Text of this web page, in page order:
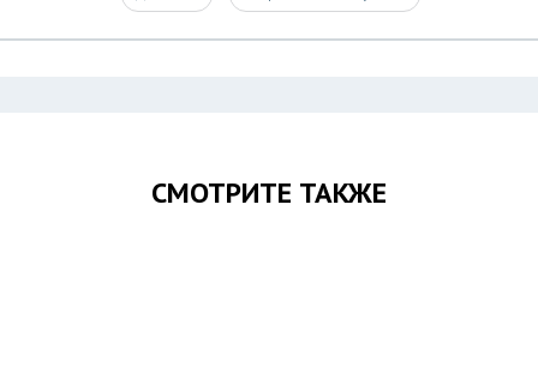
СМОТРИТЕ ТАКЖЕ